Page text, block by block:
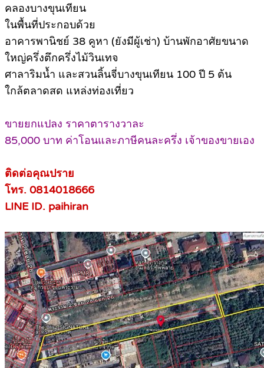
คลองบางขุนเทียน
ในพื้นที่ประกอบด้วย
อาคารพานิชย์ 38 คูหา (ยังมีผู้เช่า) บ้านพักอาศัยขนาด
ใหญ่ครึ่งตึกครึ่งไม้วินเทจ
ศาลาริมน้ำ และสวนลิ้นจี่บางขุนเทียน 100 ปี 5 ต้น
ใกล้ตลาดสด แหล่งท่องเที่ยว
ขายยกแปลง ราคาตารางวาละ
85,000 บาท ค่าโอนและภาษีคนละครึ่ง เจ้าของขายเอง
ติดต่อคุณปราย
โทร. 0814018666
LINE ID. paihiran